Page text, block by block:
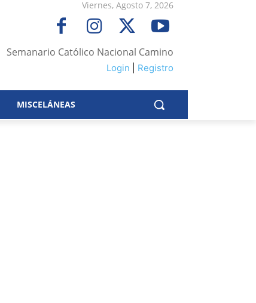
Viernes, Agosto 7, 2026
Semanario Católico Nacional Camino
Login Registro
MISCELÁNEAS